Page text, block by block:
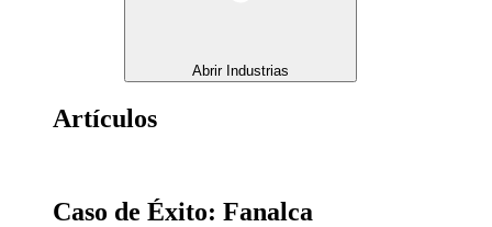
Abrir Industrias
Artículos
Caso de Éxito: Fanalca